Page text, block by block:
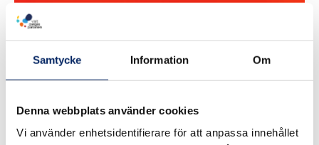
Samtycke Information Om
Denna webbplats använder cookies
Vi använder enhetsidentifierare för att anpassa innehållet